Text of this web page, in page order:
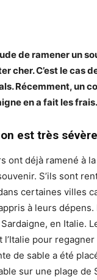
de ramener un
cher. C’est le cas
Récemment, un
en a fait les frais.
est très sévère
ont déjà ramené à
S’ils sont
certaines villes
à leurs
en Italie.
l’Italie pour
de sable a été
sur une plage